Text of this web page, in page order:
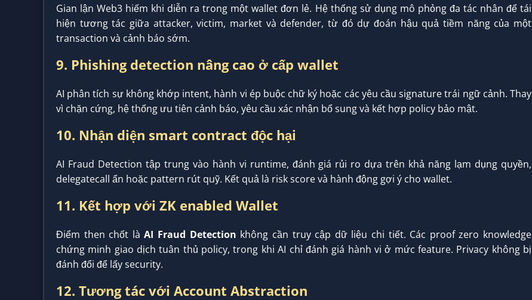
Gian lận Web3 hiếm khi diễn ra trong một wallet đơn lẻ. Hệ thống sử dụng mô phỏng đa tác nhân để tái
hiện tương tác giữa attacker, victim, market và defender, từ đó dự đoán hậu quả tiềm năng của một
transaction và cảnh báo sớm.
9. Phishing detection nâng cao ở cấp wallet
AI phân tích sự không khớp intent, hành vi ép buộc chữ ký hoặc các yêu cầu signature trái ngữ cảnh. Thay
vì chặn cứng, hệ thống ưu tiên cảnh báo, yêu cầu xác nhận bổ sung và kết hợp policy bảo mật.
10. Nhận diện smart contract độc hại
AI Fraud Detection tập trung vào hành vi runtime, đánh giá rủi ro dựa trên khả năng lạm dụng quyền,
delegatecall ẩn hoặc pattern rút quỹ. Kết quả là risk score và hành động gợi ý cho wallet.
11. Kết hợp với ZK enabled Wallet
Điểm then chốt làAI Fraud Detection không cần truy cập dữ liệu chi tiết. Các proof zero knowledge
chứng minh giao dịch tuân thủ policy, trong khi AI chỉ đánh giá hành vi ở mức feature. Privacy không bị
đánh đổi để lấy security.
12. Tương tác với Account Abstraction